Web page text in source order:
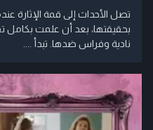
تصل الأحداث إلى قمة الإثارة
بحقيقتها، بعد أن علمت بكامل
نادية وفراس ضدها. تبدأ ....